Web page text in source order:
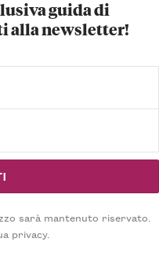
guida di
alla newsletter!
sarà mantenuto riservato.
privacy.